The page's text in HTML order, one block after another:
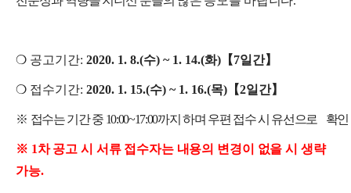
❍ 공고기간: 2020. 1. 8.(수) ~ 1. 14.(화) 【7일간】
❍ 접수기간: 2020. 1. 15.(수) ~ 1. 16.(목) 【2일간】
※ 접수는 기간 중 10:00~17:00까지 하며 우편 접수 시 유선으로 확
※ 1차 공고 시 서류 접수자는 내용의 변경이 없을 시 생략
가능.